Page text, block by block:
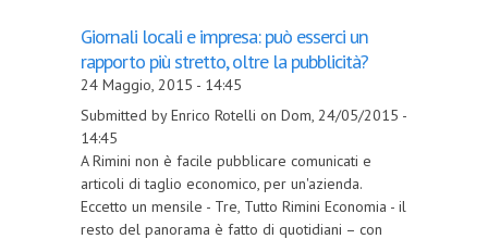
Giornali locali e impresa: può esserci un
rapporto più stretto, oltre la pubblicità?
24 Maggio, 2015 - 14:45
Submitted by Enrico Rotelli on Dom, 24/05/2015 -
14:45
A Rimini non è facile pubblicare comunicati e
articoli di taglio economico, per un'azienda.
Eccetto un mensile - Tre, Tutto Rimini Economia - il
resto del panorama è fatto di quotidiani – con